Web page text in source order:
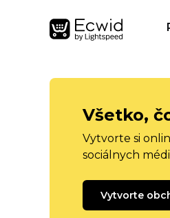
Všetko,
Vytvorte si
sociálnych
Vytvorte